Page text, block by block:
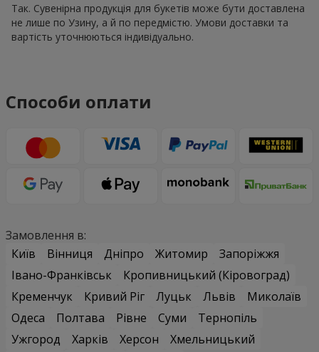
Так. Сувенірна продукція для букетів може бути доставлена
не лише по Узину, а й по передмістю. Умови доставки та
вартість уточнюються індивідуально.
Способи оплати
Замовлення в:
Київ
Вінниця Дніпро Житомир
Запоріжжя
Івано-Франківськ
Кропивницький (Кіровоград)
Кременчук
Кривий Ріг Луцьк Львів
Миколаїв
Одеса
Полтава Рівне Суми
Тернопіль
Ужгород
Харків Херсон
Хмельницький